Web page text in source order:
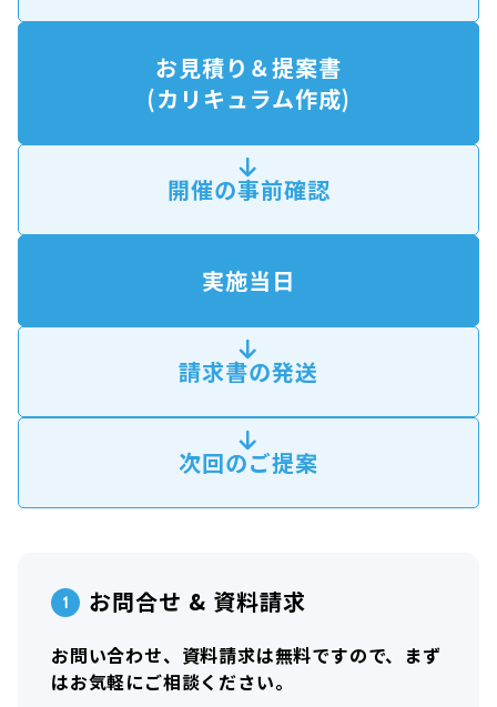
お見積り＆提案書
(カリキュラム作成)
開催の事前確認
実施当日
請求書の発送
次回のご提案
お問合せ & 資料請求
お問い合わせ、資料請求は無料ですので、まず
はお気軽にご相談ください。